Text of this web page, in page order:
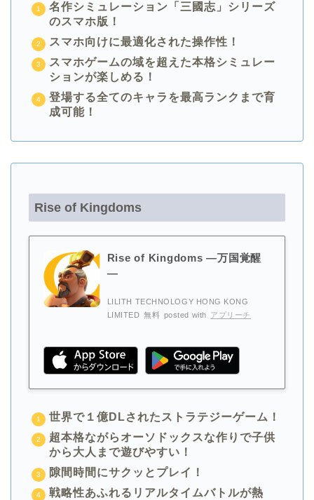
名作シミュレーション「三國志」シリーズ
のスマホ版！
スマホ向けに最適化された操作性！
スマホゲームの域を超えた本格シミュレー
ションが楽しめる！
登場する全てのキャラを最高ランクまで育
成可能！
Rise of Kingdoms
Rise of Kingdoms ―万国覚醒
―
LILITH TECHNOLOGY HONG KONG
LIMITED 無料 posted with アプリーチ
世界で１億DLされたストラテジーゲーム！
超本格ながらオーソドックスな作りで子供
から大人まで遊びやすい！
隙間時間にサクッとプレイ！
戦略性あふれるリアルタイムバトルが熱